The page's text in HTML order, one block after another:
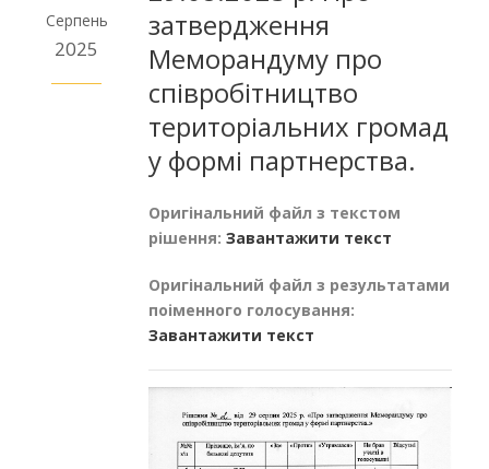
Серпень
2025
затвердження
Меморандуму про
співробітництво
територіальних громад
у формі партнерства.
Оригінальний файл з текстом
рішення: Завантажити текст
Оригінальний файл з результатами
поіменного голосування:
Завантажити текст